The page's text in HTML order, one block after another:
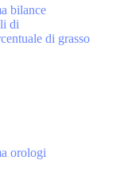
bilance
di
di grasso
orologi